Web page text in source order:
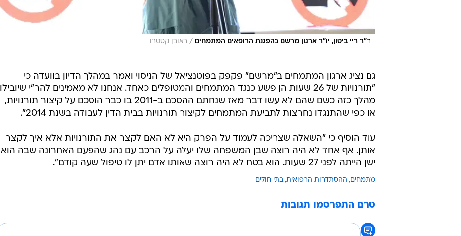
ד"ר ריי ביטון, יו"ר ארגון מרשם בהפגנת הרופאים המתמחים / ראובן קסטרו
גם נציג ארגון המתמחים ב"מרשם" פקפק בפוטנציאל של הניסוי ואמר במהלך הדיון בוועדה כי
"תורנויות של 26 שעות הן פשע כנגד המתמחים והמטופלים כאחד. אנחנו לא מאמינים להר"י שיובילו
מהלך כזה כשם שהם לא עשו דבר מאז שנחתם ההסכם ב-2011 בו כבר הוסכם על קיצור תורנויות,
או כפי שהתנגדו נחרצות לתביעת המתמחים לקיצור תורנויות בבית הדין לעבודה בשנת 2014".
עוד הוסיף כי "השאלה שצריכה לעמוד על הפרק היא לא האם לקצר את התורנויות אלא איך לקצר
אותן. אף אחד לא היה רוצה שבן המשפחה שלו יעלה על הרכב עם נהג שהפעם האחרונה שבה הוא
ישן הייתה לפני 27 שעות. הוא בטח לא היה רוצה שאותו אדם יתן לו טיפול שעה קודם".
מתמחים ההסתדרות הרפואית בתי חולים
טרם התפרסמו תגובות